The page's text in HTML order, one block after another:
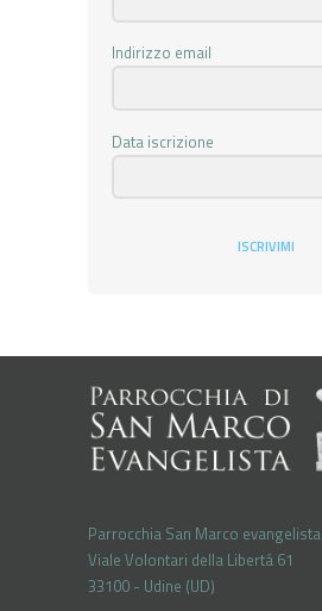
Indirizzo email
Data iscrizione
ISCRIVIMI
Parrocchia San Marco evangelista
Viale Volontari della Libertá 61
33100 - Udine (UD)